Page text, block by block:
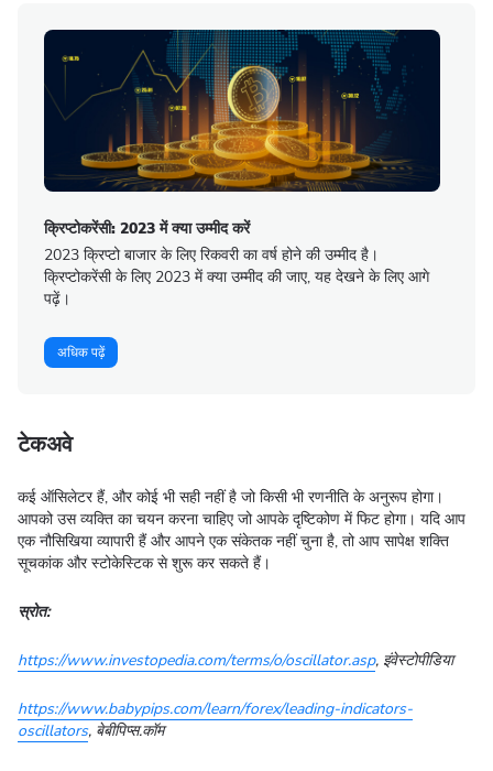
क्रिप्टोकरेंसी: 2023 में क्या उम्मीद करें
2023 क्रिप्टो बाजार के लिए रिकवरी का वर्ष होने की उम्मीद है।
क्रिप्टोकरेंसी के लिए 2023 में क्या उम्मीद की जाए, यह देखने के लिए आगे
पढ़ें।
अधिक पढ़ें
टेकअवे
कई ऑसिलेटर हैं, और कोई भी सही नहीं है जो किसी भी रणनीति के अनुरूप होगा।
आपको उस व्यक्ति का चयन करना चाहिए जो आपके दृष्टिकोण में फिट होगा। यदि आप
एक नौसिखिया व्यापारी हैं और आपने एक संकेतक नहीं चुना है, तो आप सापेक्ष शक्ति
सूचकांक और स्टोकेस्टिक से शुरू कर सकते हैं।
स्रोत:
https://www.investopedia.com/terms/o/oscillator.asp, इंवेस्टोपीडिया
https://www.babypips.com/learn/forex/leading-indicators-
oscillators, बेबीपिप्स.कॉम